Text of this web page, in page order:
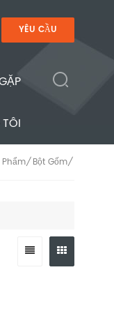
YÊU CẦU
Phẩm/ Bột Gốm/